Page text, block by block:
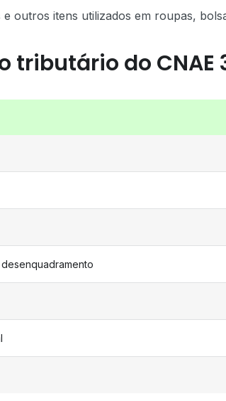
e outros itens utilizados em roupas,
tributário do